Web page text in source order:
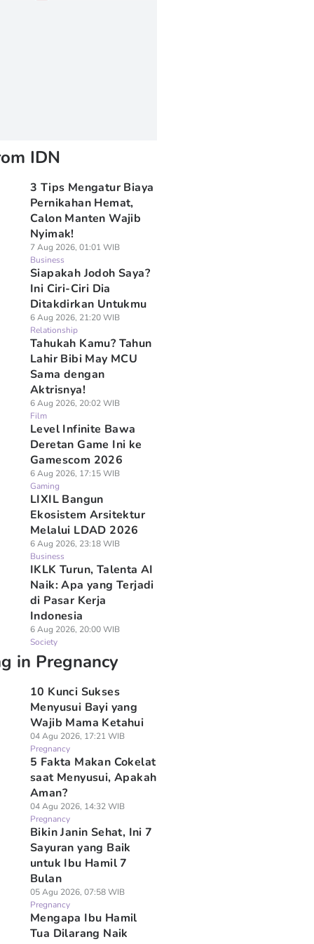
IDN
3 Tips Mengatur Biaya
Pernikahan Hemat,
Calon Manten Wajib
Nyimak!
7 Aug 2026, 01:01 WIB
Business
Siapakah Jodoh Saya?
Ini Ciri-Ciri Dia
Ditakdirkan Untukmu
6 Aug 2026, 21:20 WIB
Relationship
Tahukah Kamu? Tahun
Lahir Bibi May MCU
Sama dengan
Aktrisnya!
6 Aug 2026, 20:02 WIB
Film
Level Infinite Bawa
Deretan Game Ini ke
Gamescom 2026
6 Aug 2026, 17:15 WIB
Gaming
LIXIL Bangun
Ekosistem Arsitektur
Melalui LDAD 2026
6 Aug 2026, 23:18 WIB
Business
IKLK Turun, Talenta AI
Naik: Apa yang Terjadi
di Pasar Kerja
Indonesia
6 Aug 2026, 20:00 WIB
Society
in Pregnancy
10 Kunci Sukses
Menyusui Bayi yang
Wajib Mama Ketahui
04 Agu 2026, 17:21 WIB
Pregnancy
5 Fakta Makan Cokelat
saat Menyusui, Apakah
Aman?
04 Agu 2026, 14:32 WIB
Pregnancy
Bikin Janin Sehat, Ini 7
Sayuran yang Baik
untuk Ibu Hamil 7
Bulan
05 Agu 2026, 07:58 WIB
Pregnancy
Mengapa Ibu Hamil
Tua Dilarang Naik